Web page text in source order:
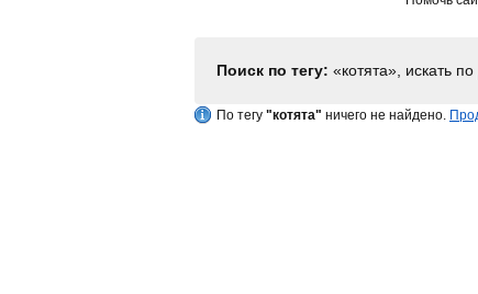
Поиск по тегу: «котята», искать по
По тегу "котята" ничего не найдено.